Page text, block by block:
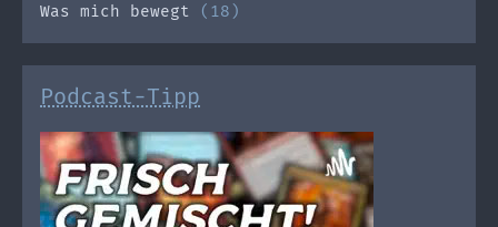
Was mich bewegt (18)
Podcast-Tipp